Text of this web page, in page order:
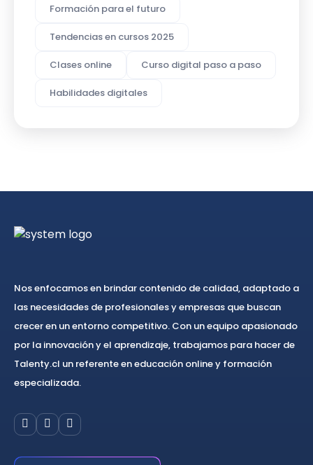
Formación para el futuro
Tendencias en cursos 2025
Clases online Curso digital paso a paso
Habilidades digitales
Nos enfocamos en brindar contenido de calidad, adaptado a
las necesidades de profesionales y empresas que buscan
crecer en un entorno competitivo. Con un equipo apasionado
por la innovación y el aprendizaje, trabajamos para hacer de
Talenty.cl un referente en educación online y formación
especializada.